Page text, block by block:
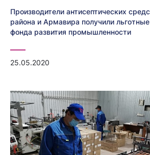
Производители антисептических
района и Армавира получили
фонда развития промышленности
25.05.2020